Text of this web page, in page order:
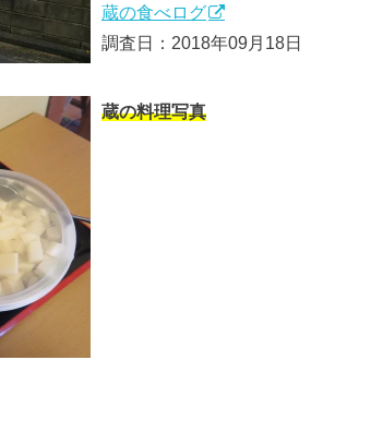
蔵の食べログ
調査日：2018年09月18日
蔵の料理写真